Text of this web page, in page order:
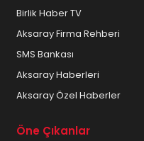
Birlik Haber TV
Aksaray Firma Rehberi
SMS Bankası
Aksaray Haberleri
Aksaray Özel Haberler
Öne Çıkanlar